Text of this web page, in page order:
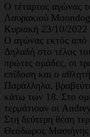
Ο τέταρτος αγώνας
Λαυρακιού
Κυριακή 23/10/
Ο αγώνας εκτός από
Δηλαδή στο τέλος
πρώτες ομάδες, οι
επίδοση και ο
Παράλληλα,
κάτω των 18. Στο
τερμάτισαν οι
Στη δεύτερη θέση
Θεόδωρος Μασιήνης